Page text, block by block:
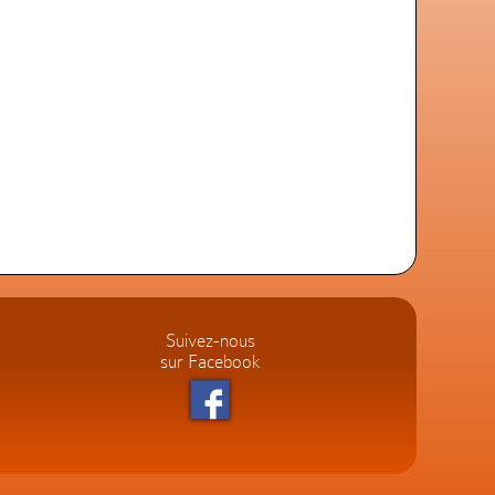
Suivez-nous
sur Facebook